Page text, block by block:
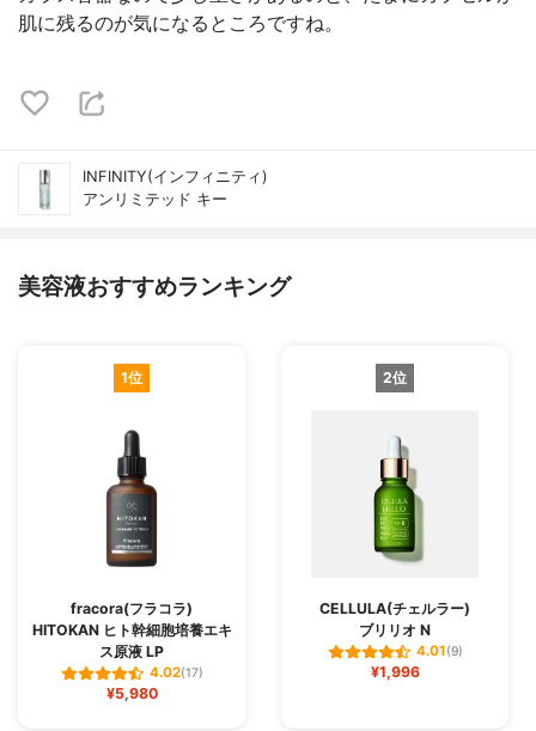
肌に残るのが気になるところですね。
INFINITY(インフィニティ)
アンリミテッド キー
美容液おすすめランキング
1位
fracora(フラコラ)
HITOKAN ヒト幹細胞培養エキ
ス原液 LP
4.02(17)
¥5,980
2位
CELLULA(チェルラー)
ブリリオ N
4.01(9)
¥1,996